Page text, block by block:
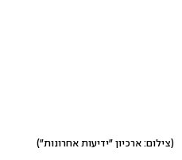
(צילום: ארכיון "ידיעות אחרונות")